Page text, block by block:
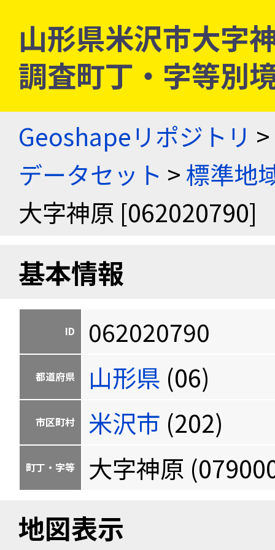
山形県米沢市大字
調査町丁・字等別
Geoshapeリポジトリ >
データセット >標準地
大字神原 [062020790]
基本情報
ID 062020790
都道府県 山形県 (06)
市区町村 米沢市 (202)
町丁・字等 大字神原
地図表示